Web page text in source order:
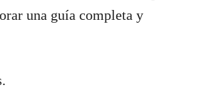
una guía completa y